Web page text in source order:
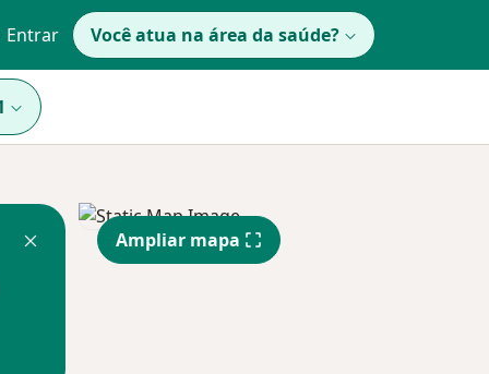
Entrar Você atua na área da saúde?
Ampliar mapa